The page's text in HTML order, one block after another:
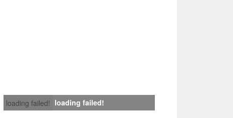
loading failed! loading failed!